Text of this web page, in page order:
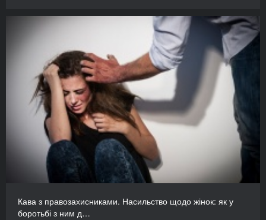
Кава з правозахисниками. Насильство щодо жінок: як у
боротьбі з ним д…